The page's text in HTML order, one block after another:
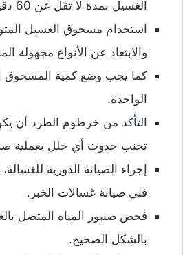
الغسيل بمدة لا تقل عن 60 دقيقة.
استخدام مسحوق الغسيل
والابتعاد عن الأنواع مجهولة
كما يجب وضع كمية المسحوق
الواحدة.
التأكد من خرطوم الطرد أن
تجنب حدوث أي خلل بعملية
إجراء الصيانة الدورية
فني صيانة غسالات الخبر.
فحص صنبور المياه المتصل
بالشكل الصحيح.